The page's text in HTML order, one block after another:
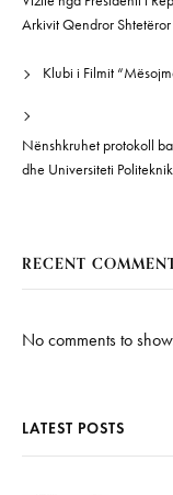
Arkivit Qendror Shtetëror
Klubi i Filmit
Nënshkruhet protokoll
dhe Universiteti
RECENT
No comments to
LATEST POSTS